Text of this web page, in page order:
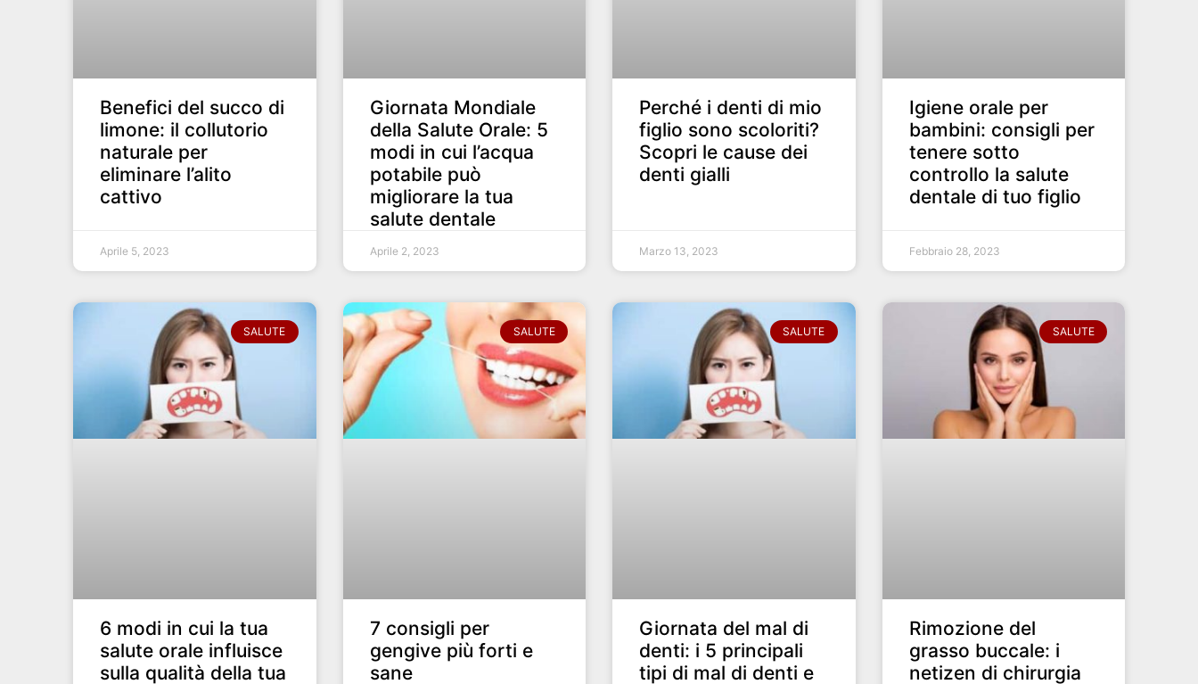
Benefici del succo di
limone: il collutorio
naturale per
eliminare l’alito
cattivo
Aprile 5, 2023
Giornata Mondiale
della Salute Orale: 5
modi in cui l’acqua
potabile può
migliorare la tua
salute dentale
Aprile 2, 2023
Perché i denti di mio
figlio sono scoloriti?
Scopri le cause dei
denti gialli
Marzo 13, 2023
Igiene orale per
bambini: consigli per
tenere sotto
controllo la salute
dentale di tuo figlio
Febbraio 28, 2023
SALUTE
6 modi in cui la tua
salute orale influisce
sulla qualità della tua
SALUTE
7 consigli per
gengive più forti e
sane
SALUTE
Giornata del mal di
denti: i 5 principali
tipi di mal di denti e
SALUTE
Rimozione del
grasso buccale: i
netizen di chirurgia